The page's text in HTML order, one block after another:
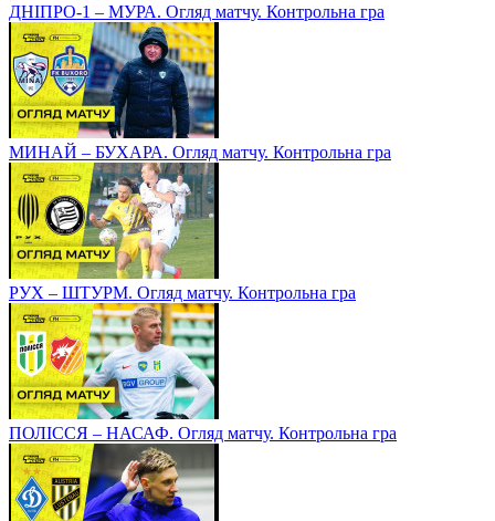
ДНІПРО-1 – МУРА. Огляд матчу. Контрольна гра
МИНАЙ – БУХАРА. Огляд матчу. Контрольна гра
РУХ – ШТУРМ. Огляд матчу. Контрольна гра
ПОЛІССЯ – НАСАФ. Огляд матчу. Контрольна гра